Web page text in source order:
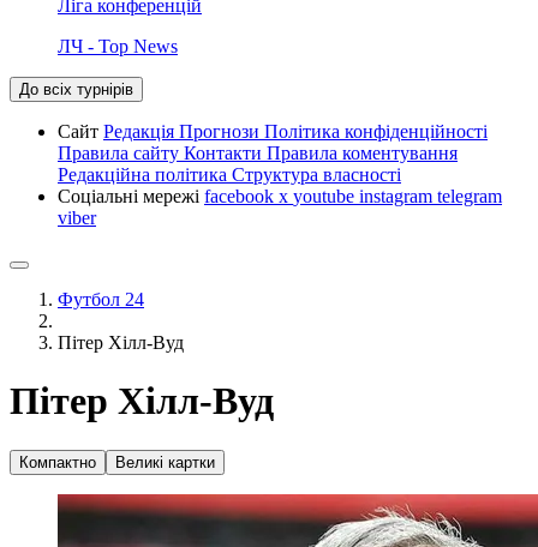
Ліга конференцій
ЛЧ - Top News
До всіх турнірів
Сайт Редакція Прогнози Політика конфіденційності
Правила сайту Контакти Правила коментування
Редакційна політика Структура власності
Соціальні мережі facebook x youtube instagram telegram
viber
Футбол 24
Пітер Хілл-Вуд
Пітер Хілл-Вуд
Компактно Великі картки